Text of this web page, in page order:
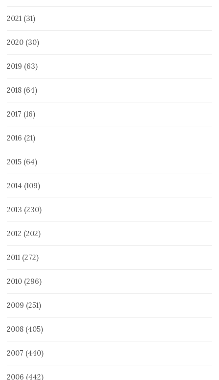
2021 (31)
2020 (30)
2019 (63)
2018 (64)
2017 (16)
2016 (21)
2015 (64)
2014 (109)
2013 (230)
2012 (202)
2011 (272)
2010 (296)
2009 (251)
2008 (405)
2007 (440)
2006 (442)